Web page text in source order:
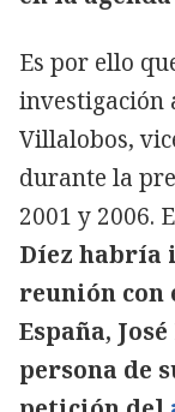
Es por ello
investigación
Villalobos,
durante la
2001 y 2006.
Díez habría
reunión con
España,
persona de